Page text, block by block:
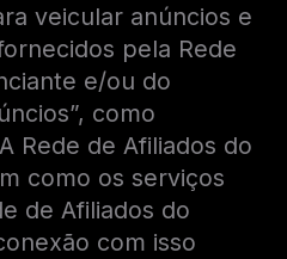
veicular anúncios e
pela Rede
e/ou do
como
Rede de Afiliados do
como os serviços
de Afiliados do
com isso